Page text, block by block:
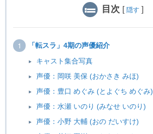
目次 [ 隠す ]
「転スラ」4期の声優紹介
キャスト集合写真
声優：岡咲 美保 (おかさき みほ)
声優：豊口 めぐみ (とよぐち めぐみ)
声優：水瀬 いのり (みなせ いのり)
声優：小野 大輔 (おの だいすけ)